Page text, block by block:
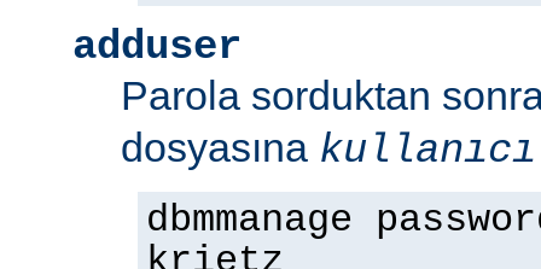
adduser
Parola sorduktan
dosyasına kullanıcı
dbmmanage